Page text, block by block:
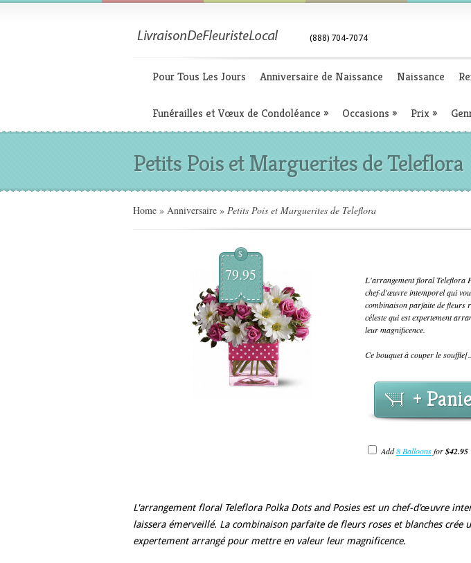
(888) 704-7074
Pour Tous Les Jours Anniversaire de Naissance Naissance
Funérailles et Vœux de Condoléance » Occasions » Prix »
Petits Pois et Marguerites de Teleflora
Home » Anniversaire » Petits Pois et Marguerites de Teleflora
$
79.95
L'arrangement floral Teleflora
chef-d'œuvre intemporel qui
combinaison parfaite de fleurs
céleste qui est expertement
leur magnificence.
Ce bouquet à couper le
+
Add8 Balloonsfor$42.95
L'arrangement floral Teleflora Polka Dots and Posies est un chef-d'œuvre
laissera émerveillé. La combinaison parfaite de fleurs roses et blanches crée
expertement arrangé pour mettre en valeur leur magnificence.